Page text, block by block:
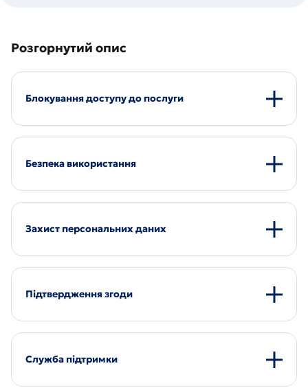
Розгорнутий опис
Блокування доступу до послуги
Безпека використання
Захист персональних даних
Підтвердження згоди
Служба підтримки